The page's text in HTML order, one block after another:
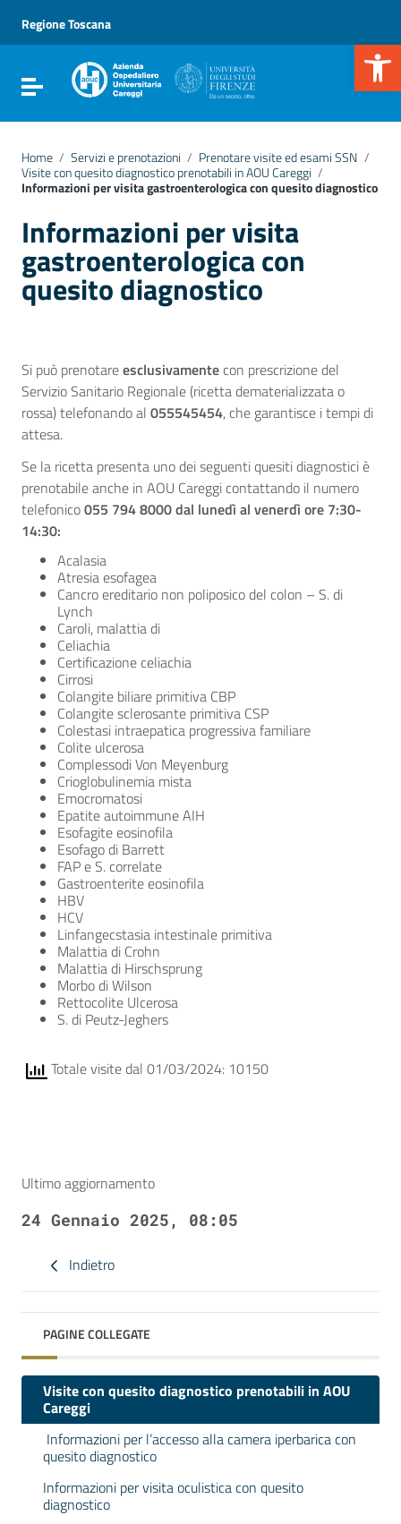
Vai al menu di navigazione
Vai al footer
Regione Toscana
Attiva / disattiva la navigazione
Home / Servizi e prenotazioni / Prenotare visite ed esami SSN /
Visite con quesito diagnostico prenotabili in AOU Careggi /
Informazioni per visita gastroenterologica con quesito diagnostico
Informazioni per visita
gastroenterologica con
quesito diagnostico
Indietro
PAGINE COLLEGATE
Visite con quesito diagnostico prenotabili in AOU
Careggi
Informazioni per l’accesso alla camera iperbarica con
quesito diagnostico
Informazioni per visita oculistica con quesito
diagnostico
Si può prenotareesclusivamente con prescrizione del
Servizio Sanitario Regionale (ricetta dematerializzata o
rossa) telefonando al 055545454, che garantisce i tempi di
attesa.
Se la ricetta presenta uno dei seguenti quesiti diagnostici è
prenotabile anche in AOU Careggi contattando il numero
telefonico055 794 8000 dal lunedì al venerdì ore 7:30-
14:30:
Acalasia
Atresia esofagea
Cancro ereditario non poliposico del colon – S. di
Lynch
Caroli, malattia di
Celiachia
Certificazione celiachia
Cirrosi
Colangite biliare primitiva CBP
Colangite sclerosante primitiva CSP
Colestasi intraepatica progressiva familiare
Colite ulcerosa
Complessodi Von Meyenburg
Crioglobulinemia mista
Emocromatosi
Epatite autoimmune AIH
Esofagite eosinofila
Esofago di Barrett
FAP e S. correlate
Gastroenterite eosinofila
HBV
HCV
Linfangecstasia intestinale primitiva
Malattia di Crohn
Malattia di Hirschsprung
Morbo di Wilson
Rettocolite Ulcerosa
S. di Peutz-Jeghers
Totale visite dal 01/03/2024: 10150
Ultimo aggiornamento
24 Gennaio 2025, 08:05